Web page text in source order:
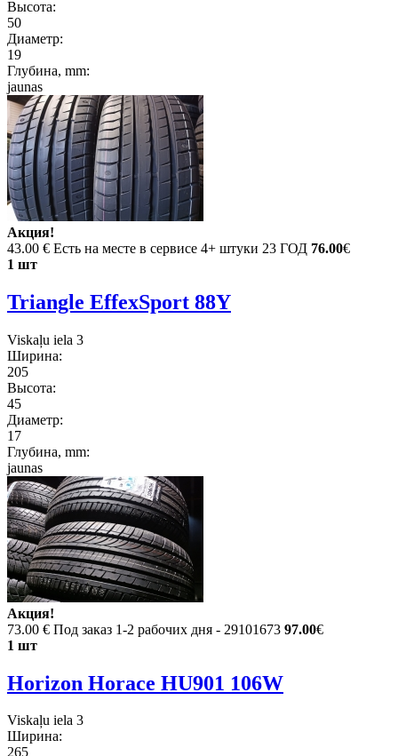
Высота:
50
Диаметр:
19
Глубина, mm:
jaunas
Акция!
43.00 € Есть на месте в сервисе 4+ штуки 23 ГОД 76.00€
1 шт
Triangle EffexSport 88Y
Viskaļu iela 3
Ширина:
205
Высота:
45
Диаметр:
17
Глубина, mm:
jaunas
Акция!
73.00 € Под заказ 1-2 рабочих дня - 29101673 97.00€
1 шт
Horizon Horace HU901 106W
Viskaļu iela 3
Ширина:
265